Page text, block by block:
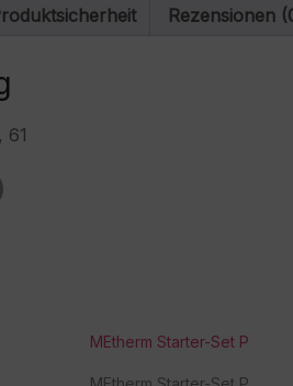
Rezensionen
61
MEtherm Starter-Set P